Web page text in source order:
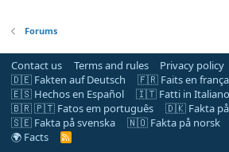
Forums
Contact us Terms and rules Privacy policy
🇩🇪 Fakten auf Deutsch
🇫🇷 Faits en
🇪🇸 Hechos en Español
🇮🇹 Fatti in Italiano
🇧🇷 🇵🇹 Fatos em português
🇩🇰 Fakta på
🇸🇪 Fakta på svenska
🇳🇴 Fakta på norsk
🌍 Facts
R